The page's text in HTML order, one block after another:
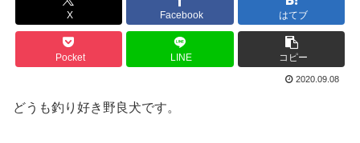
X Facebook はてブ
Pocket LINE コピー
2020.09.08
どうも釣り好き野良犬です。